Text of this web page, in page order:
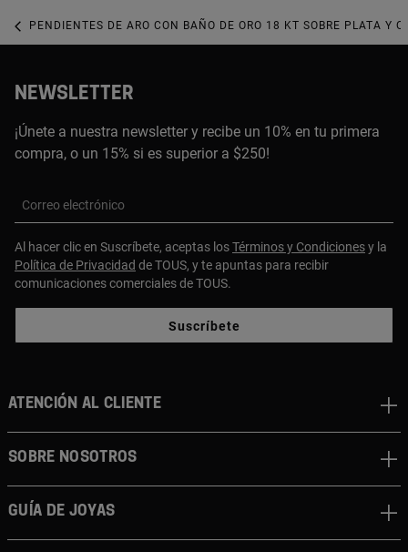
PENDIENTES DE ARO CON BAÑO DE ORO 18 KT SOBRE PLATA Y
NEWSLETTER
¡Únete a nuestra newsletter y recibe un 10% en tu primera
compra, o un 15% si es superior a $250!
Correo electrónico
Al hacer clic en Suscríbete, aceptas losTérminos y Condicionesy la
Política de Privacidad de TOUS, y te apuntas para recibir
comunicaciones comerciales de TOUS.
Suscríbete
ATENCIÓN AL CLIENTE
SOBRE NOSOTROS
GUÍA DE JOYAS